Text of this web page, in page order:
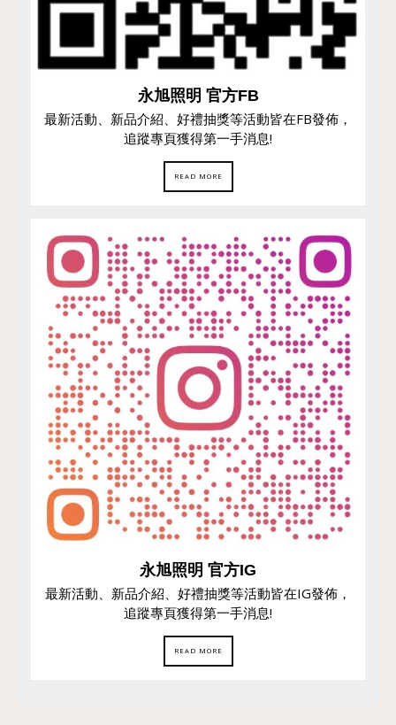
永旭照明 官方FB
最新活動、新品介紹、好禮抽獎等活動皆在FB發佈，
追蹤專頁獲得第一手消息!
READ MORE
永旭照明 官方IG
最新活動、新品介紹、好禮抽獎等活動皆在IG發佈，
追蹤專頁獲得第一手消息!
READ MORE